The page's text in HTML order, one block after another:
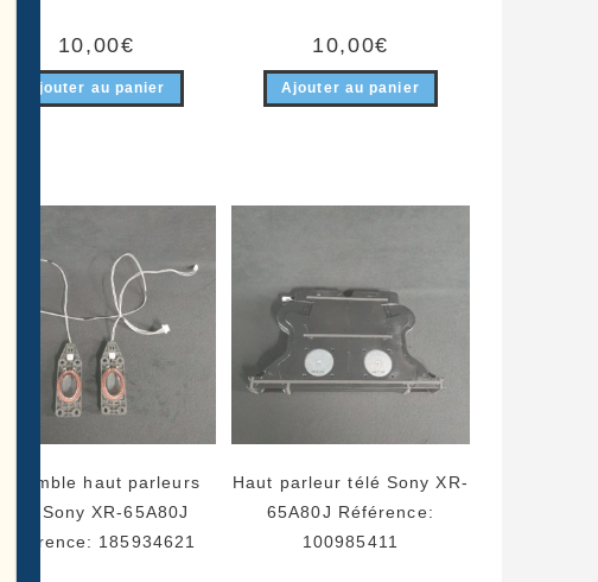
10,00€
Ajouter au panier
10,00€
Ajouter au panier
Ensemble haut parleurs
télé Sony XR-65A80J
Référence: 185934621
Haut parleur télé Sony XR-
65A80J Référence:
100985411